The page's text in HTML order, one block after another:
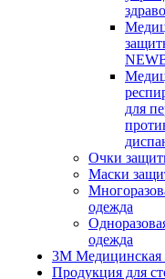
для
Очки
Маски
одежда
одежда
3М Медицинская
Продукция для